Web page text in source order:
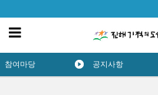
참여마당 공지사항